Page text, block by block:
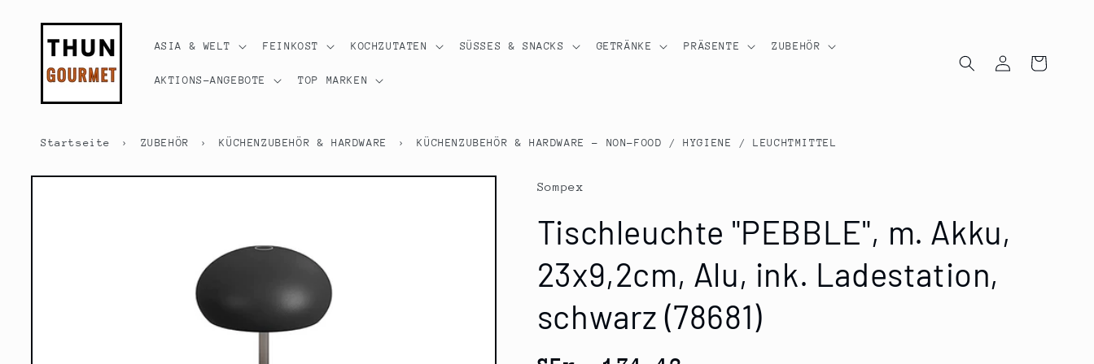
ASIA & WELT FEINKOST KOCHZUTATEN SÜSSES & SNACKS GETRÄNKE PRÄSENTE ZUBEHÖR
AKTIONS-ANGEBOTE TOP MARKEN
EinloggenWarenkorb
Startseite › ZUBEHÖR › KÜCHENZUBEHÖR & HARDWARE › KÜCHENZUBEHÖR & HARDWARE - NON-FOOD / HYGIENE / LEUCHTMITTEL
Sompex
Tischleuchte "PEBBLE", m. Akku,
23x9,2cm, Alu, ink. Ladestation,
schwarz (78681)
Normaler